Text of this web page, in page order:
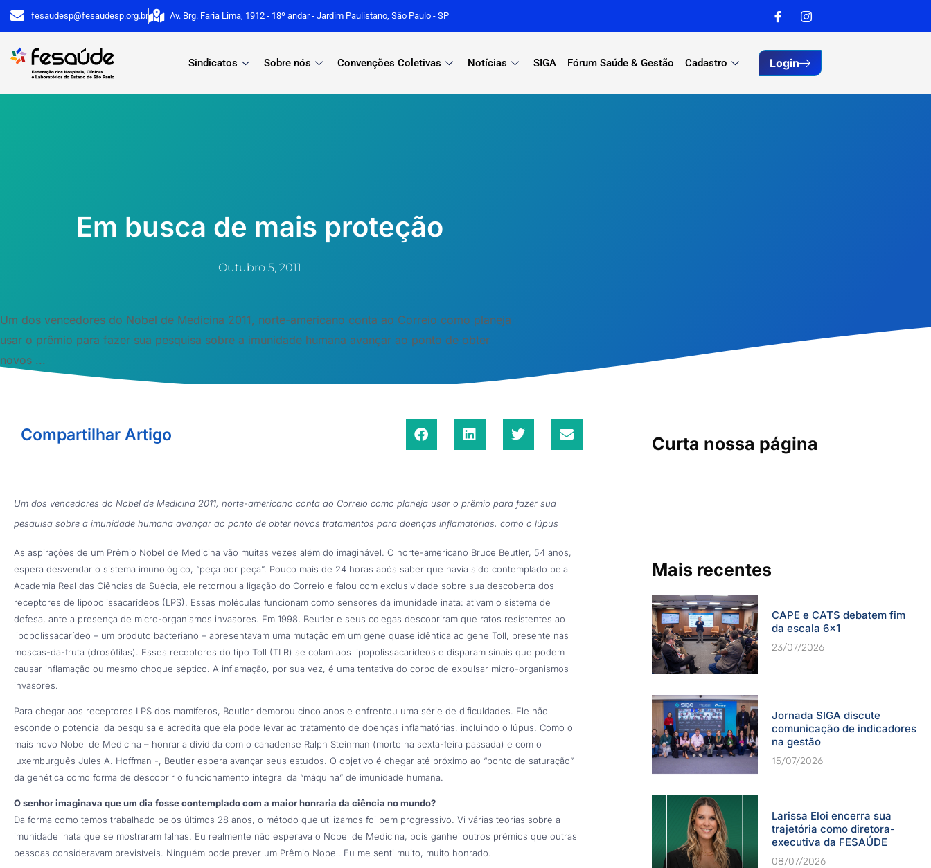
para
conteúdo
fesaudesp@fesaudesp.org.br Av. Brg. Faria Lima, 1912 - 18º andar - Jardim Paulistano, São Paulo - SP
Sindicatos Sobre nós Convenções Coletivas Notícias SIGA Fórum Saúde & Gestão Cadastro Login
Em busca de mais proteção
Outubro 5, 2011
Um dos vencedores do Nobel de Medicina 2011, norte-americano conta ao Correio como planeja
usar o prêmio para fazer sua pesquisa sobre a imunidade humana avançar ao ponto de obter
novos ...
Compartilhar Artigo
Um dos vencedores do Nobel de Medicina 2011, norte-americano conta ao Correio como planeja usar o prêmio para fazer sua
pesquisa sobre a imunidade humana avançar ao ponto de obter novos tratamentos para doenças inflamatórias, como o lúpus
As aspirações de um Prêmio Nobel de Medicina vão muitas vezes além do imaginável. O norte-americano Bruce Beutler, 54 anos,
espera desvendar o sistema imunológico, “peça por peça”. Pouco mais de 24 horas após saber que havia sido contemplado pela
Academia Real das Ciências da Suécia, ele retornou a ligação do Correio e falou com exclusividade sobre sua descoberta dos
receptores de lipopolissacarídeos (LPS). Essas moléculas funcionam como sensores da imunidade inata: ativam o sistema de
defesa, ante a presença de micro-organismos invasores. Em 1998, Beutler e seus colegas descobriram que ratos resistentes ao
lipopolissacarídeo – um produto bacteriano – apresentavam uma mutação em um gene quase idêntica ao gene Toll, presente nas
moscas-da-fruta (drosófilas). Esses receptores do tipo Toll (TLR) se colam aos lipopolissacarídeos e disparam sinais que podem
causar inflamação ou mesmo choque séptico. A inflamação, por sua vez, é uma tentativa do corpo de expulsar micro-organismos
invasores.
Para chegar aos receptores LPS dos mamíferos, Beutler demorou cinco anos e enfrentou uma série de dificuldades. Ele não
esconde o potencial da pesquisa e acredita que ela pode levar ao tratamento de doenças inflamatórias, incluindo o lúpus. Como o
mais novo Nobel de Medicina – honraria dividida com o canadense Ralph Steinman (morto na sexta-feira passada) e com o
luxemburguês Jules A. Hoffman -, Beutler espera avançar seus estudos. O objetivo é chegar até próximo ao “ponto de saturação”
da genética como forma de descobrir o funcionamento integral da “máquina” de imunidade humana.
O senhor imaginava que um dia fosse contemplado com a maior honraria da ciência no mundo?
Da forma como temos trabalhado pelos últimos 28 anos, o método que utilizamos foi bem progressivo. Vi várias teorias sobre a
imunidade inata que se mostraram falhas. Eu realmente não esperava o Nobel de Medicina, pois ganhei outros prêmios que outras
pessoas consideravam previsíveis. Ninguém pode prever um Prêmio Nobel. Eu me senti muito, muito honrado.
Curta nossa página
Mais recentes
CAPE e CATS debatem fim
da escala 6×1
23/07/2026
Jornada SIGA discute
comunicação de indicadores
na gestão
15/07/2026
Larissa Eloi encerra sua
trajetória como diretora-
executiva da FESAÚDE
08/07/2026